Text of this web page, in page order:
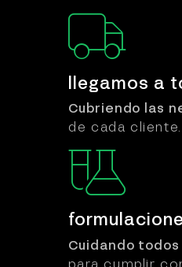
llegamos a
Cubriendo las
de cada cliente.
Cuidando
para cumplir